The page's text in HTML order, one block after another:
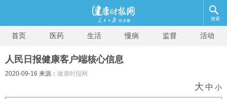
搜索
首页 医药 生活 慢病 监督 活动
人民日报健康客户端核心信息
2020-09-16 来源： 健康时报网
大 中 小